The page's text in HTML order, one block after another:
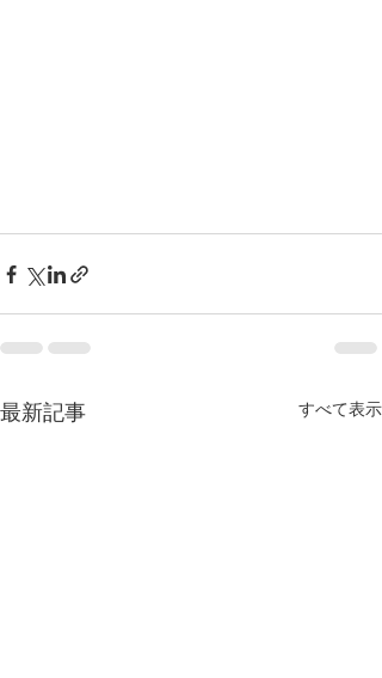
最新記事 すべて表示